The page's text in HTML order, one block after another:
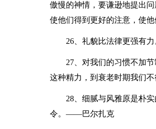
傲慢的神情，要谦逊地提出
使他们得到更好的注意，使
26、礼貌比法律更强有
27、对我们的习惯不加
这种精力，到衰老时期我们
28、细腻与风雅原是朴
令。——巴尔扎克